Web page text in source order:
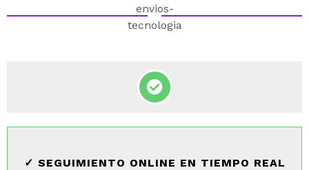
✓ SEGUIMIENTO ONLINE EN TIEMPO REAL